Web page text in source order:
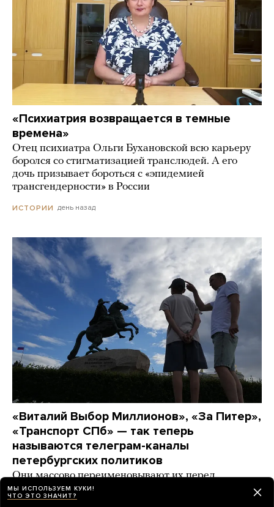
«Психиатрия возвращается в темные
времена»
Отец психиатра Ольги Бухановской всю карьеру
боролся со стигматизацией транслюдей. А его
дочь призывает бороться с «эпидемией
трансгендерности» в России
ИСТОРИИ день назад
«Виталий Выбор Миллионов», «За Питер»,
«Транспорт СПб» — так теперь
называются телеграм-каналы
петербургских политиков
Они массово переименовывают их перед
выборами. А спикер заксобрания даже удалил
канал в «Максе» (Почему? Никто не понимает)
МЫ ИСПОЛЬЗУЕМ КУКИ!
ЧТО ЭТО ЗНАЧИТ?